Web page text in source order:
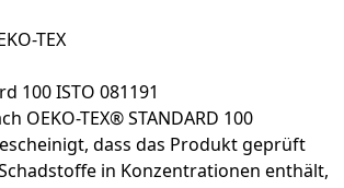
TEX
100 ISTO 081191
OEKO-TEX® STANDARD 100
dass das Produkt geprüft
in Konzentrationen enthält,